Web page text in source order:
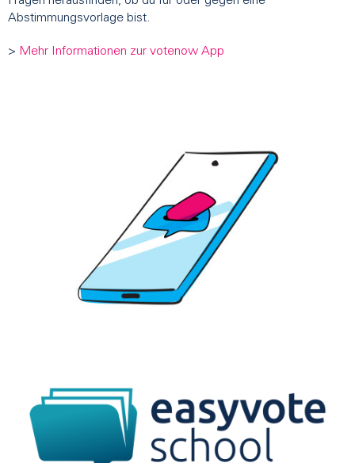
Abstimmungsvorlage bist.
> Mehr Informationen zur votenow App